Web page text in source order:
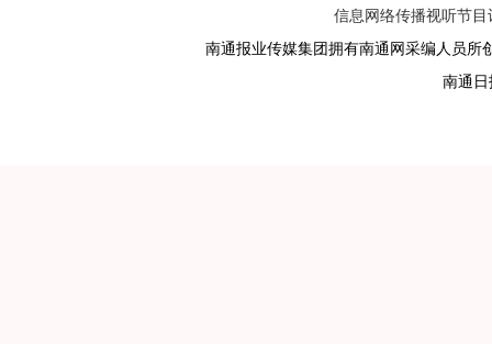
信息网络传播视听节目
南通报业传媒集团拥有南通网采编人员所
南通日